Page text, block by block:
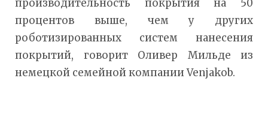
производительность покрытия на 50
процентов выше, чем у других
роботизированных систем нанесения
покрытий, говорит Оливер Мильде из
немецкой семейной компании Venjakob.